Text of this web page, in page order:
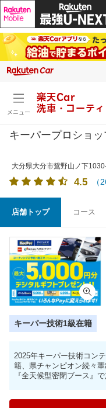
メニュー
楽天Car
洗車・コーティ
キーパープロショ
大分県大分市鴛野山ノ下
4.5 （
店舗トップ コース
キーパー技術1級在籍
2025年キーパー技術コン
籍、県チャンピオン続々
『全天候型密閉ブース』